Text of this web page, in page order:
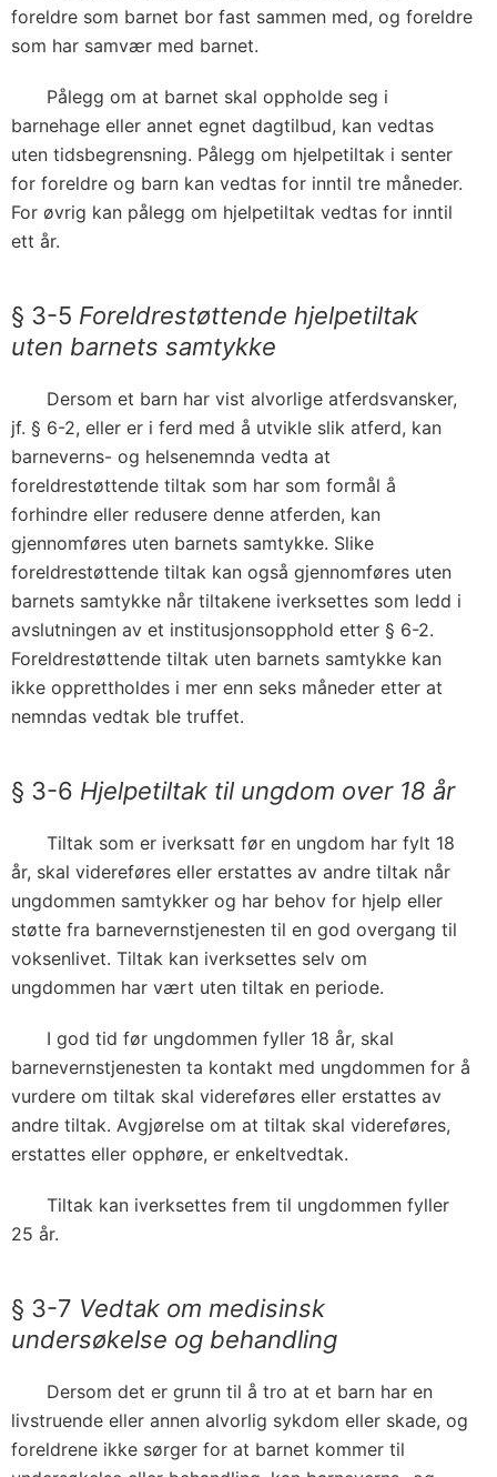
foreldre som barnet bor fast sammen med, og foreldre
som har samvær med barnet.
Pålegg om at barnet skal oppholde seg i
barnehage eller annet egnet dagtilbud, kan vedtas
uten tidsbegrensning. Pålegg om hjelpetiltak i senter
for foreldre og barn kan vedtas for inntil tre måneder.
For øvrig kan pålegg om hjelpetiltak vedtas for inntil
ett år.
§ 3-5 Foreldrestøttende hjelpetiltak
uten barnets samtykke
Dersom et barn har vist alvorlige atferdsvansker,
jf. § 6-2, eller er i ferd med å utvikle slik atferd, kan
barneverns- og helsenemnda vedta at
foreldrestøttende tiltak som har som formål å
forhindre eller redusere denne atferden, kan
gjennomføres uten barnets samtykke. Slike
foreldrestøttende tiltak kan også gjennomføres uten
barnets samtykke når tiltakene iverksettes som ledd i
avslutningen av et institusjonsopphold etter § 6-2.
Foreldrestøttende tiltak uten barnets samtykke kan
ikke opprettholdes i mer enn seks måneder etter at
nemndas vedtak ble truffet.
§ 3-6 Hjelpetiltak til ungdom over 18 år
Tiltak som er iverksatt før en ungdom har fylt 18
år, skal videreføres eller erstattes av andre tiltak når
ungdommen samtykker og har behov for hjelp eller
støtte fra barnevernstjenesten til en god overgang til
voksenlivet. Tiltak kan iverksettes selv om
ungdommen har vært uten tiltak en periode.
I god tid før ungdommen fyller 18 år, skal
barnevernstjenesten ta kontakt med ungdommen for å
vurdere om tiltak skal videreføres eller erstattes av
andre tiltak. Avgjørelse om at tiltak skal videreføres,
erstattes eller opphøre, er enkeltvedtak.
Tiltak kan iverksettes frem til ungdommen fyller
25 år.
§ 3-7 Vedtak om medisinsk
undersøkelse og behandling
Dersom det er grunn til å tro at et barn har en
livstruende eller annen alvorlig sykdom eller skade, og
foreldrene ikke sørger for at barnet kommer til